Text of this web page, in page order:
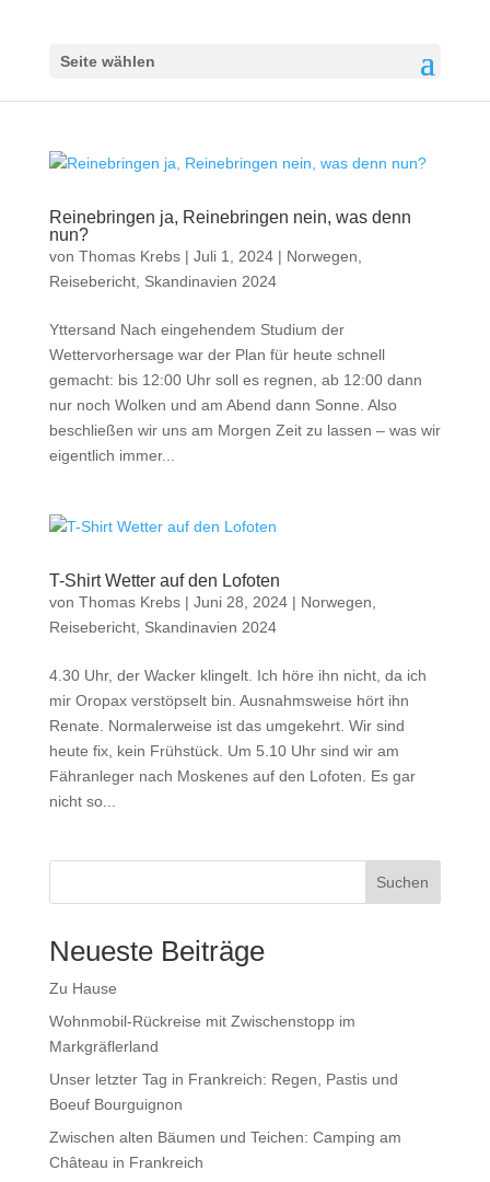
Seite wählen
Reinebringen ja, Reinebringen nein, was denn
nun?
von Thomas Krebs| Juli 1, 2024| Norwegen
Reisebericht, Skandinavien 2024
Yttersand Nach eingehendem Studium der
Wettervorhersage war der Plan für heute schnell
gemacht: bis 12:00 Uhr soll es regnen, ab 12:00 dann
nur noch Wolken und am Abend dann Sonne. Also
beschließen wir uns am Morgen Zeit zu lassen – was wir
eigentlich immer...
T-Shirt Wetter auf den Lofoten
von Thomas Krebs| Juni 28, 2024| Norwegen
Reisebericht, Skandinavien 2024
4.30 Uhr, der Wacker klingelt. Ich höre ihn nicht, da ich
mir Oropax verstöpselt bin. Ausnahmsweise hört ihn
Renate. Normalerweise ist das umgekehrt. Wir sind
heute fix, kein Frühstück. Um 5.10 Uhr sind wir am
Fähranleger nach Moskenes auf den Lofoten. Es gar
nicht so...
Suchen
Neueste Beiträge
Zu Hause
Wohnmobil-Rückreise mit Zwischenstopp im
Markgräflerland
Unser letzter Tag in Frankreich: Regen, Pastis und
Boeuf Bourguignon
Zwischen alten Bäumen und Teichen: Camping am
Château in Frankreich